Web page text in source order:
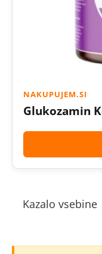
NAKUPUJEM.SI
Glukozamin
Kazalo vsebine